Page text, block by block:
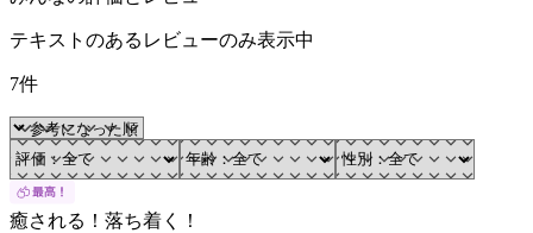
テキストのあるレビューのみ表示中
7件
癒される！落ち着く！